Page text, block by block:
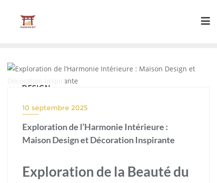
content
DESIGN
10 septembre 2025
Exploration de l’Harmonie Intérieure :
Maison Design et Décoration Inspirante
Exploration de la Beauté du